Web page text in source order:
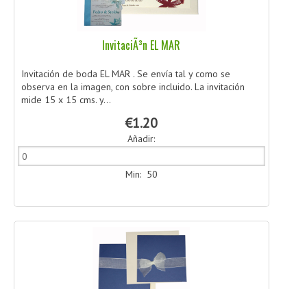
InvitaciÃ³n EL MAR
Invitación de boda EL MAR . Se envía tal y como se
observa en la imagen, con sobre incluido. La invitación
mide 15 x 15 cms. y...
€1.20
Añadir:
Min: 50